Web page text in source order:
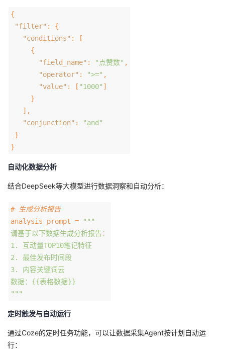
{
"filter" : {
"conditions" : [
{
"field_name" : "点赞数" ,
"operator" : ">=" ,
"value" : [ "1000" ]
}
],
"conjunction" :
"and"
}
}
自动化数据分析
结合DeepSeek等大模型进行数据洞察和自动分析：
# 生成分析报告
analysis_prompt =
"""
请基于以下数据生成分析报告：
1. 互动量TOP10笔记特征
2. 最佳发布时间段
3. 内容关键词云
数据：{{表格数据}}
"""
定时触发与自动运行
通过Coze的定时任务功能，可以让数据采集Agent按计划自动运
行：